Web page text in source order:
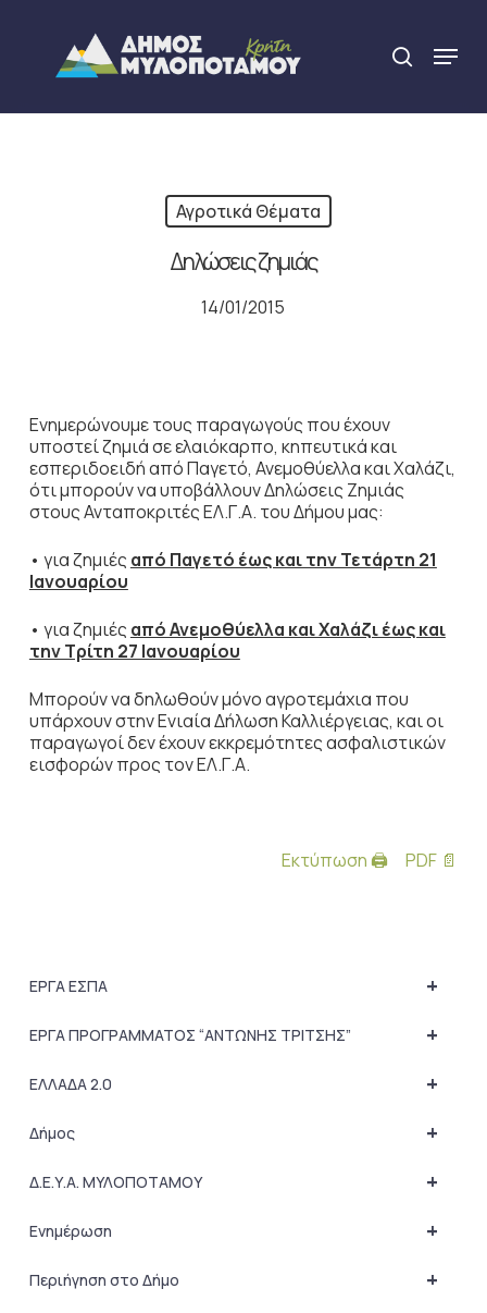
content
search
Menu
Αγροτικά Θέματα
Δηλώσεις ζημιάς
14/01/2015
Ενημερώνουμε τους παραγωγούς που έχουν
υποστεί ζημιά σε ελαιόκαρπο, κηπευτικά και
εσπεριδοειδή από Παγετό, Ανεμοθύελλα και Χαλάζι,
ότι μπορούν να υποβάλλουν Δηλώσεις Ζημιάς
στους Ανταποκριτές ΕΛ.Γ.Α. του Δήμου μας:
• για ζημιές από Παγετό έως και την Τετάρτη 21
Ιανουαρίου
• για ζημιές από Ανεμοθύελλα και Χαλάζι έως και
την Τρίτη 27 Ιανουαρίου
Μπορούν να δηλωθούν μόνο αγροτεμάχια που
υπάρχουν στην Ενιαία Δήλωση Καλλιέργειας, και οι
παραγωγοί δεν έχουν εκκρεμότητες ασφαλιστικών
εισφορών προς τον ΕΛ.Γ.Α.
Εκτύπωση 🖨 PDF 📄
+
ΕΡΓΑ ΕΣΠΑ
+
ΕΡΓΑ ΠΡΟΓΡΑΜΜΑΤΟΣ “ΑΝΤΩΝΗΣ ΤΡΙΤΣΗΣ”
+
ΕΛΛΑΔΑ 2.0
+
Δήμος
+
Δ.Ε.Υ.Α. ΜΥΛΟΠΟΤΑΜΟΥ
+
Ενημέρωση
+
Περιήγηση στο Δήμο
Close